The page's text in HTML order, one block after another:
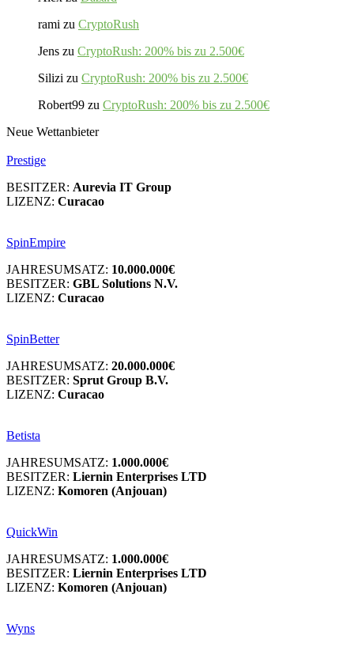
rami zu CryptoRush
Jens zu CryptoRush: 200% bis zu 2.500€
Silizi zu CryptoRush: 200% bis zu 2.500€
Robert99 zu CryptoRush: 200% bis zu 2.500€
Neue Wettanbieter
Prestige
BESITZER: Aurevia IT Group
LIZENZ: Curacao
SpinEmpire
JAHRESUMSATZ: 10.000.000€
BESITZER: GBL Solutions N.V.
LIZENZ: Curacao
SpinBetter
JAHRESUMSATZ: 20.000.000€
BESITZER: Sprut Group B.V.
LIZENZ: Curacao
Betista
JAHRESUMSATZ: 1.000.000€
BESITZER: Liernin Enterprises LTD
LIZENZ: Komoren (Anjouan)
QuickWin
JAHRESUMSATZ: 1.000.000€
BESITZER: Liernin Enterprises LTD
LIZENZ: Komoren (Anjouan)
Wyns